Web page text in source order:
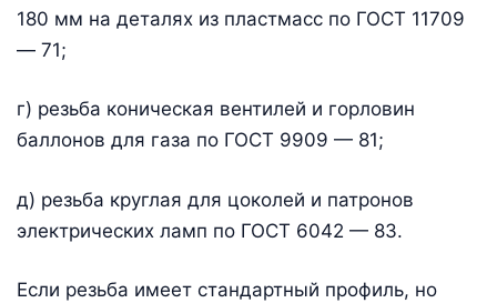
180 мм на деталях из пластмасс по ГОСТ 11709
— 71;
г) резьба коническая вентилей и горловин
баллонов для газа по ГОСТ 9909 — 81;
д) резьба круглая для цоколей и патронов
электрических ламп по ГОСТ 6042 — 83.
Если резьба имеет стандартный профиль, но